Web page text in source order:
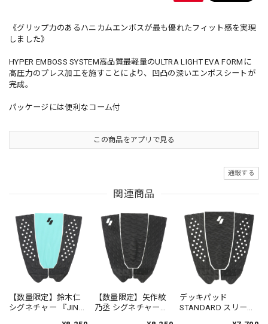
《グリップ力のあるハニカムエンボスが最も優れたフィット感を実現
しました》
HYPER EMBOSS SYSTEM高品質最軽量のULTRA LIGHT EVA FORMに
高圧力のプレス加工を施すことにより、凹凸の深いエンボスシートが
完成。
パッケージには便利なコーム付
この商品をアプリで見る
通報する
関連商品
【数量限定】鈴木仁
シグネチャー 『JIN』
【数量限定】矢作紋
乃丞 シグネチャー
デッキパッド
STANDARD スリーピ